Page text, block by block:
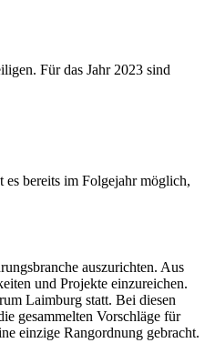
Für das Jahr 2023 sind
es bereits im Folgejahr möglich,
auszurichten. Aus
und Projekte einzureichen.
Laimburg statt. Bei diesen
gesammelten Vorschläge für
einzige Rangordnung gebracht.